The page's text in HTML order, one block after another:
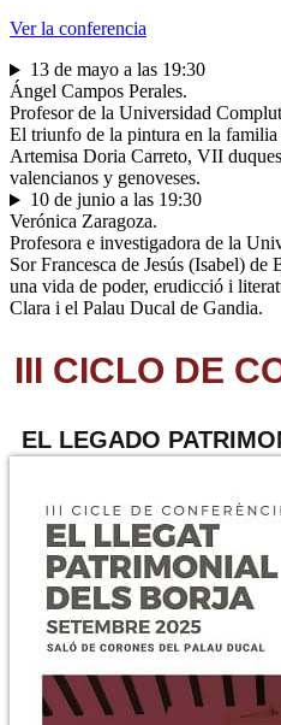
Ver la conferencia
13 de mayo a las 19:30
Ángel Campos Perales.
Profesor de la Universidad
El triunfo de la pintura en la
Artemisa Doria Carreto, VII
valencianos y genoveses.
10 de junio a las 19:30
Verónica Zaragoza.
Profesora e investigadora de la
Sor Francesca de Jesús (Isabel)
una vida de poder, erudicció i
Clara i el Palau Ducal de Gandia.
III CICLO DE
EL LEGADO